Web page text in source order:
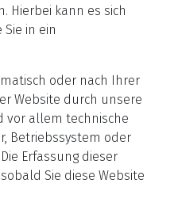
Hierbei kann es sich
in ein
oder nach Ihrer
Website durch unsere
vor allem technische
Betriebssystem oder
Erfassung dieser
Sie diese Website